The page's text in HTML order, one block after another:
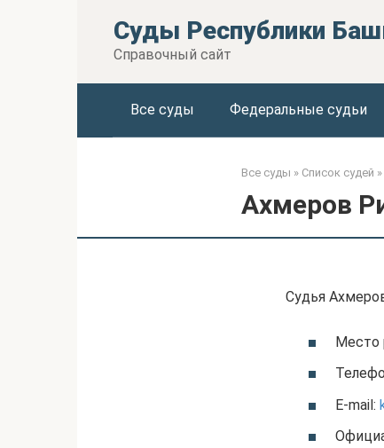
Суды Республики
Справочный сайт
Все суды Федеральные судьи
Все суды » Список судей »
Ахмеров
Судья
Место
E-mail: